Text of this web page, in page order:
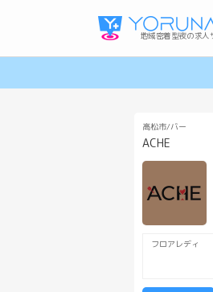
地域密着型夜の求人
高松市/バー
ACHE
フロアレディ